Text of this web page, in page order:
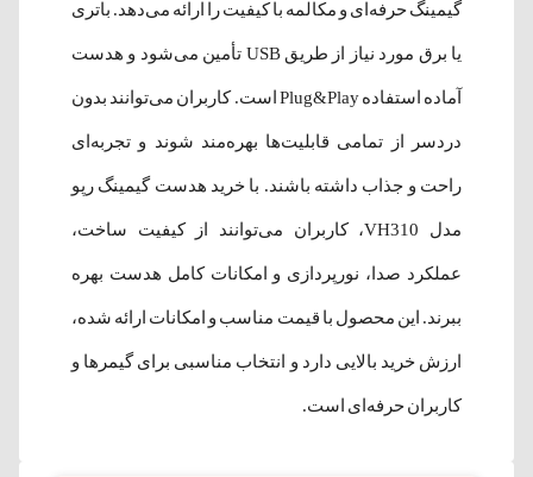
گیمینگ حرفه‌ای و مکالمه با کیفیت را ارائه می‌دهد. باتری
یا برق مورد نیاز از طریق USB تأمین می‌شود و هدست
آماده استفاده Plug&Play است. کاربران می‌توانند بدون
دردسر از تمامی قابلیت‌ها بهره‌مند شوند و تجربه‌ای
راحت و جذاب داشته باشند. با خرید هدست گیمینگ رپو
مدل VH310، کاربران می‌توانند از کیفیت ساخت،
عملکرد صدا، نورپردازی و امکانات کامل هدست بهره
ببرند. این محصول با قیمت مناسب و امکانات ارائه شده،
ارزش خرید بالایی دارد و انتخاب مناسبی برای گیمرها و
کاربران حرفه‌ای است.